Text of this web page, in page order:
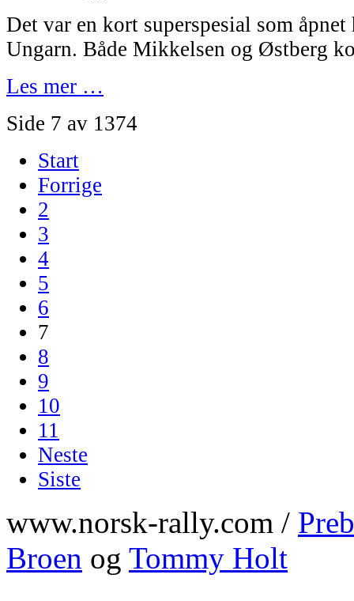
Det var en kort superspesial som
Ungarn. Både Mikkelsen og Østberg
Les mer …
Side 7 av 1374
Start
Forrige
2
3
4
5
6
7
8
9
10
11
Neste
Siste
www.norsk-rally.com /
Broen og Tommy Holt